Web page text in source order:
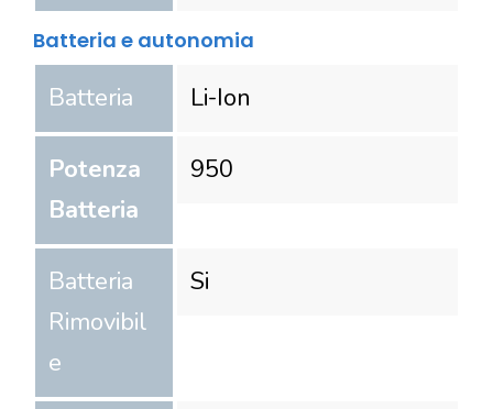
Batteria e autonomia
Batteria Li-Ion
Potenza
Batteria
950
Batteria
Rimovibil
e
Si